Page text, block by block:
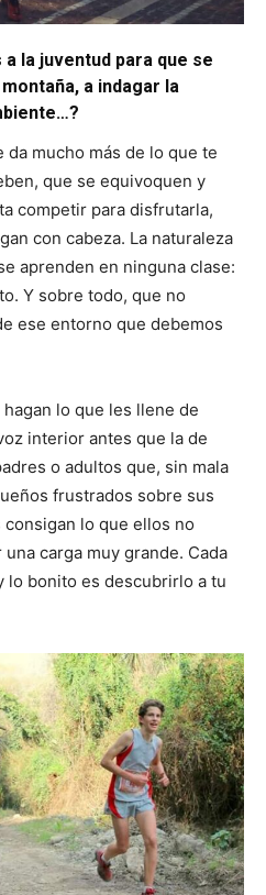
la juventud para que se
a indagar la
da mucho más de lo que te
que se equivoquen y
competir para disfrutarla,
con cabeza. La naturaleza
aprenden en ninguna clase:
Y sobre todo, que no
ese entorno que debemos
lo que les llene de
interior antes que la de
o adultos que, sin mala
frustrados sobre sus
lo que ellos no
carga muy grande. Cada
lo bonito es descubrirlo a tu